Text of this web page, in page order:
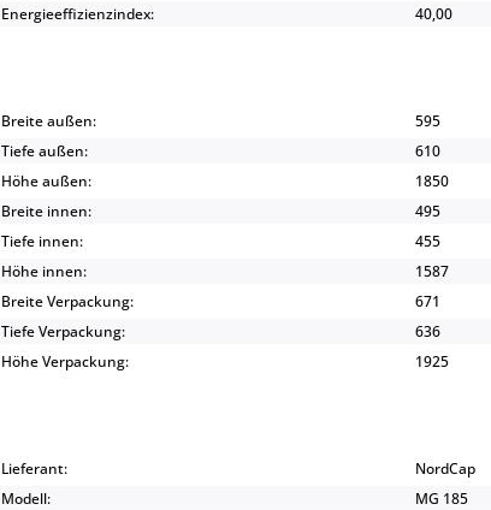
Energieeffizienzindex:
40,00
Breite außen:
595
Tiefe außen:
610
Höhe außen:
1850
Breite innen:
495
Tiefe innen:
455
Höhe innen:
1587
Breite Verpackung:
671
Tiefe Verpackung:
636
Höhe Verpackung:
1925
Lieferant:
NordCap
Modell:
MG 185